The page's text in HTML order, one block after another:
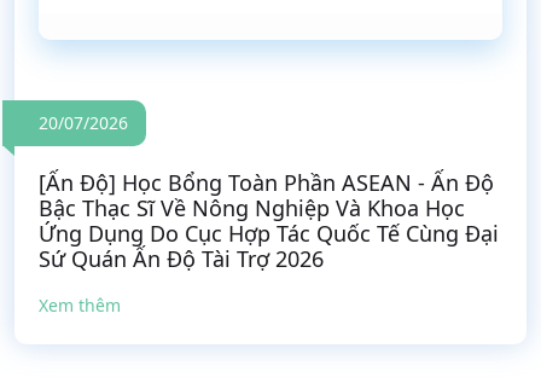
20/07/2026
[Ấn Độ] Học Bổng Toàn Phần ASEAN - Ấn Độ
Bậc Thạc Sĩ Về Nông Nghiệp Và Khoa Học
Ứng Dụng Do Cục Hợp Tác Quốc Tế Cùng Đại
Sứ Quán Ấn Độ Tài Trợ 2026
Xem thêm